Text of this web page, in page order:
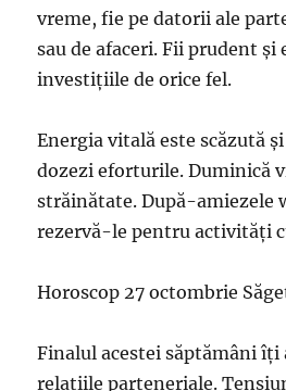
vreme, fie pe datorii ale
sau de afaceri. Fii prudent și
investițiile de orice fel.
Energia vitală este scăzută
dozezi eforturile. Duminică
străinătate. După-amiezele
rezervă-le pentru activități
Horoscop 27 octombrie
Finalul acestei săptămâni îți
relațiile parteneriale.